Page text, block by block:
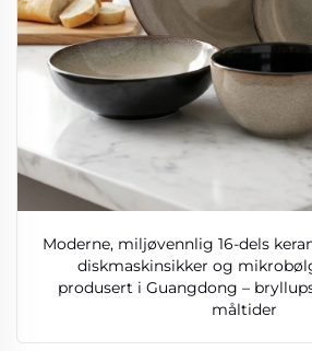
Moderne, miljøvennlig 16-dels
diskmaskinsikker og
produsert i Guangdong –
måltider